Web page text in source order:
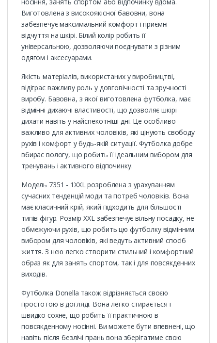
Виготовлена з високоякісної бавовни, вона
забезпечує максимальний комфорт і приємні
відчуття на шкірі. Білий колір робить її
універсальною, дозволяючи поєднувати з різним
одягом і аксесуарами.
Якість матеріалів, використаних у виробництві,
відіграє важливу роль у довговічності та зручності
виробу. Бавовна, з якої виготовлена футболка, має
відмінні дихаючі властивості, що дозволяє шкірі
дихати навіть у найспекотніші дні. Це особливо
важливо для активних чоловіків, які цінують свободу
рухів і комфорт у будь-якій ситуації. Футболка добре
вбирає вологу, що робить її ідеальним вибором для
тренувань і активного відпочинку.
Модель 7351 - 1XXL розроблена з урахуванням
сучасних тенденцій моди та потреб чоловіків. Вона
має класичний крій, який підходить для більшості
типів фігур. Розмір XXL забезпечує вільну посадку, не
обмежуючи рухів, що робить цю футболку відмінним
вибором для чоловіків, які ведуть активний спосіб
життя. З нею легко створити стильний і комфортний
образ як для занять спортом, так і для повсякденних
виходів.
Футболка Donella також відрізняється своєю
простотою в догляді. Вона легко стирається і
швидко сохне, що робить її практичною в
повсякденному носінні. Ви можете бути впевнені, що
навіть після безлічі прань вона зберігатиме свою